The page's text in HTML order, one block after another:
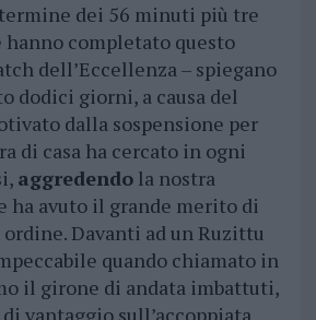
dei 56 minuti più tre
hanno completato questo
dell’Eccellenza – spiegano
dodici giorni, a causa del
dalla sospensione per
di casa ha cercato in ogni
aggredendola nostra
ha avuto il grande merito di
ordine. Davanti ad un Ruzittu
quando chiamato in
il girone di andata imbattuti,